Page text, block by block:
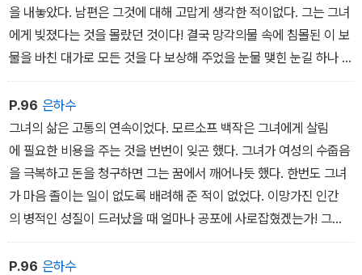
헌신에 대한 보상으로 이런 끔찍한 광경을 보여 주다니요! 옛날에 랑
세 백작도 이런 광경을 보고 트라피스트 수도사가 되었다지요. 나는
당신의 기억 속에 아름답고 숭고한 모습으로 머물러, 영원한 백합처
럼 살기를 원했건만, 당신의 환상을 깨뜨려 버리는군요. (344~345
페이지)
고 말았다. 나는 절망적으로 아버지의 서재로 피신하여 모르던 책들
을 모조리 읽기 시작했다.
을 내놓았다. 남편은 그것에 대해 고맙게 생각한 적이없다. 그는 그녀
에게 빚졌다는 것을 몰랐던 것이다! 결국 망각의물 속에 침몰된 이 보
물을 바친 대가로 모든 것을 다 보상해 주었을 눈물 맺힌 눈길 하나 받
지 못했다. 그런 눈길은 대범한 마음을가진 이들에게는 힘겨운 날
에 빛을 발하는 영원한 보석과 같다.
P.96 은하수
그녀의 삶은 고통의 연속이었다. 모르소프 백작은 그녀에게 살림
에 필요한 비용을 주는 것을 번번이 잊곤 했다. 그녀가 여성의 수줍음
을 극복하고 돈을 청구하면 그는 꿈에서 깨어나듯 했다. 한번도 그녀
가 마음 졸이는 일이 없도록 배려해 준 적이 없었다. 이망가진 인간
의 병적인 성질이 드러났을 때 얼마나 공포에 사로잡혔겠는가! 그
가 처음으로 미친 듯이 분노를 터뜨렸을 때 그녀는 억장이 무너지
는 것만 같았다.
P.96 은하수